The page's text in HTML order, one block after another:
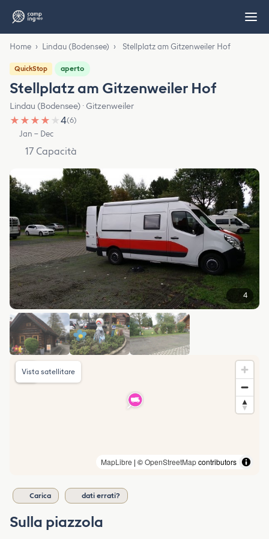
Home › Lindau (Bodensee) › Stellplatz am Gitzenweiler Hof
QuickStop aperto
Stellplatz am Gitzenweiler Hof
Lindau (Bodensee) · Gitzenweiler
★ ★ ★ ★ ★4(6)
Jan – Dec
17 Capacità
4
MapLibre | ©OpenStreetMapcontributors
Vista satellitare
Carica dati errati?
Sulla piazzola